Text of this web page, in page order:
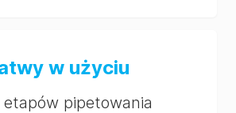
w użyciu
etapów pipetowania